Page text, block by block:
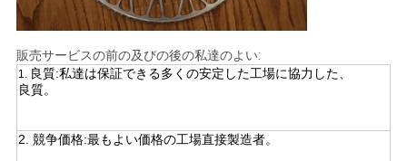
販売サービスの前の及びの後の私達のよい:
1. 良質:私達は保証できる多くの安定した工場に協力した、
良質。
2. 競争価格:最もよい価格の工場直接製造者。